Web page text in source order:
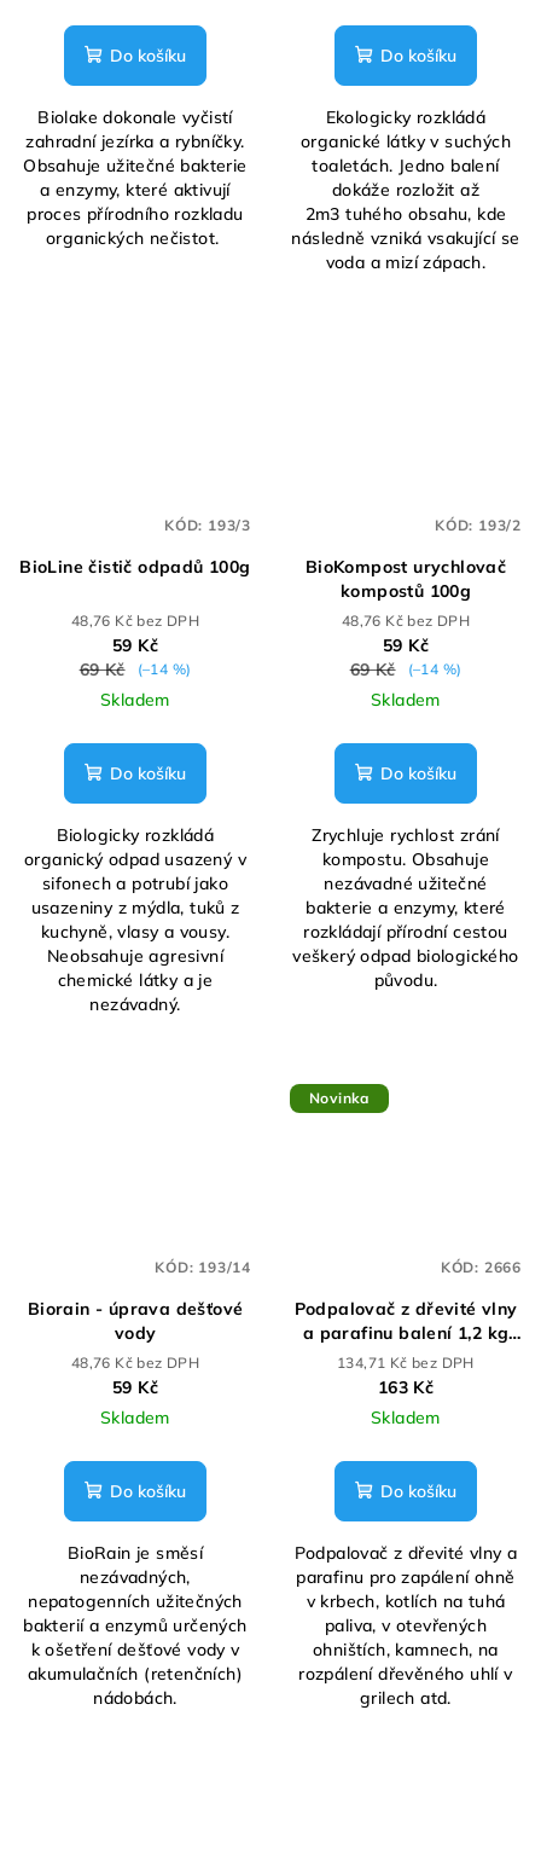
Do košíku
Biolake dokonale vyčistí
zahradní jezírka a rybníčky.
Obsahuje užitečné bakterie
a enzymy, které aktivují
proces přírodního rozkladu
organických nečistot.
Do košíku
Ekologicky rozkládá
organické látky v suchých
toaletách. Jedno balení
dokáže rozložit až
2m3 tuhého obsahu, kde
následně vzniká vsakující se
voda a mizí zápach.
BioLine čistič odpadů 100g
48,76 Kč bez DPH
59 Kč
69 Kč
(–14 %)
Skladem
Do košíku
Biologicky rozkládá
organický odpad usazený v
sifonech a potrubí jako
usazeniny z mýdla, tuků z
kuchyně, vlasy a vousy.
Neobsahuje agresivní
chemické látky a je
nezávadný.
KÓD: 193/3
BioKompost urychlovač
kompostů 100g
48,76 Kč bez DPH
59 Kč
69 Kč
(–14 %)
Skladem
Do košíku
Zrychluje rychlost zrání
kompostu. Obsahuje
nezávadné užitečné
bakterie a enzymy, které
rozkládají přírodní cestou
veškerý odpad biologického
původu.
KÓD: 193/2
Biorain - úprava dešťové
vody
48,76 Kč bez DPH
59 Kč
Skladem
Do košíku
BioRain je směsí
nezávadných,
nepatogenních užitečných
bakterií a enzymů určených
k ošetření dešťové vody v
akumulačních (retenčních)
nádobách.
KÓD: 193/14
Novinka
Podpalovač z dřevité vlny
a parafinu balení 1,2 kg
100ks
134,71 Kč bez DPH
163 Kč
Skladem
Do košíku
Podpalovač z dřevité vlny a
parafinu pro zapálení ohně
v krbech, kotlích na tuhá
paliva, v otevřených
ohništích, kamnech, na
rozpálení dřevěného uhlí v
grilech atd.
KÓD: 2666